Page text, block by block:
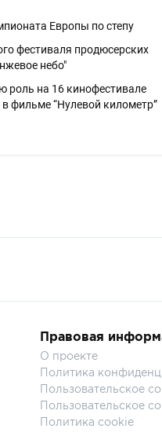
Европы по степу
фестиваля продюсерских
небо"
роль на 16 кинофестивале
в фильме “Нулевой километр”
Правовая
О проекте
Политика
Пользовательское
Пользовательское
Политика cookie